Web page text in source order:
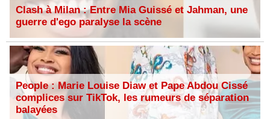
Clash à Milan : Entre Mia Guissé et Jahman, une
guerre d'ego paralyse la scène
People : Marie Louise Diaw et Pape Abdou Cissé
complices sur TikTok, les rumeurs de séparation
balayées